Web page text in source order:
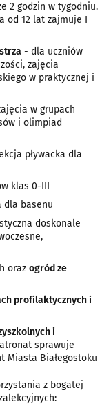
2 godzin w tygodniu.
od 12 lat zajmuje I
- dla uczniów
zajęcia
w praktycznej i
w grupach
i olimpiad
pływacka dla
klas 0-III
dla basenu
doskonale
oraz ogród ze
profilaktycznych i
i
sprawuje
Miasta Białegostoku
z bogatej